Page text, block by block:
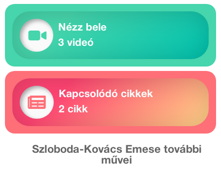
Nézz bele
3 videó
Kapcsolódó cikkek
2 cikk
Szloboda-Kovács Emese további
művei